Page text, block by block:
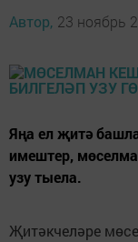
Автор, 23 ноябрь
Яңа ел җитә
имештер,
узу тыела.
Җитәкчеләре